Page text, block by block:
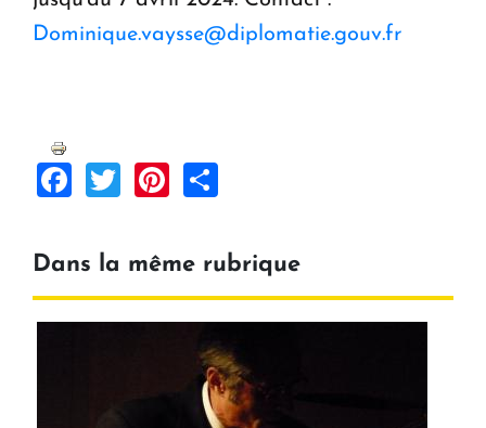
Dominique.vaysse@diplomatie.gouv.fr
Facebook
TwitterPinterest
Dans la même rubrique